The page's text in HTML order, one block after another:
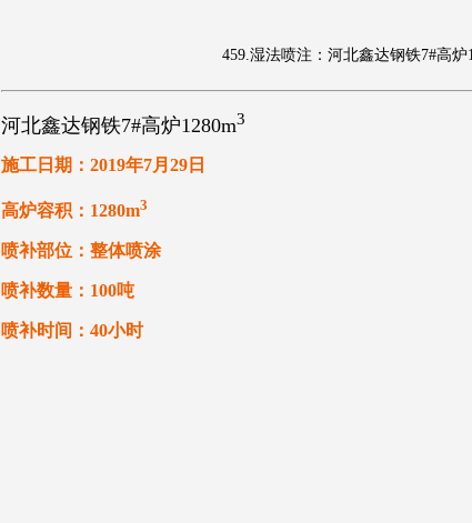
459.湿法喷注：河北鑫达钢铁7#高炉
河北鑫达钢铁7#高炉1280m3
施工日期：2019年7月29日
高炉容积：1280m3
喷补部位：整体喷涂
喷补数量：100吨
喷补时间：40小时